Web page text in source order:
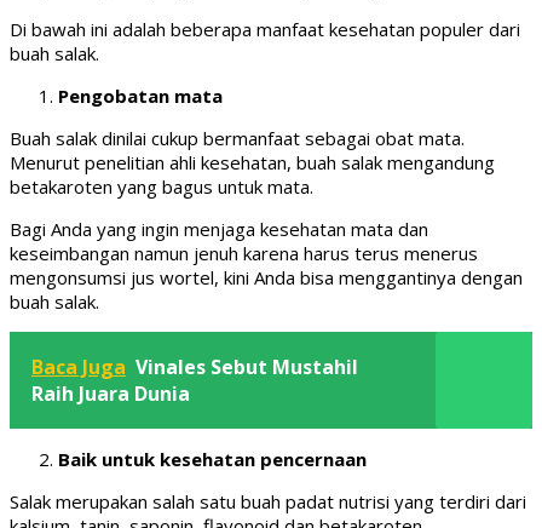
Di bawah ini adalah beberapa manfaat kesehatan populer dari
buah salak.
Pengobatan mata
Buah salak dinilai cukup bermanfaat sebagai obat mata.
Menurut penelitian ahli kesehatan, buah salak mengandung
betakaroten yang bagus untuk mata.
Bagi Anda yang ingin menjaga kesehatan mata dan
keseimbangan namun jenuh karena harus terus menerus
mengonsumsi jus wortel, kini Anda bisa menggantinya dengan
buah salak.
Baca Juga Vinales Sebut Mustahil
Raih Juara Dunia
Baik untuk kesehatan pencernaan
Salak merupakan salah satu buah padat nutrisi yang terdiri dari